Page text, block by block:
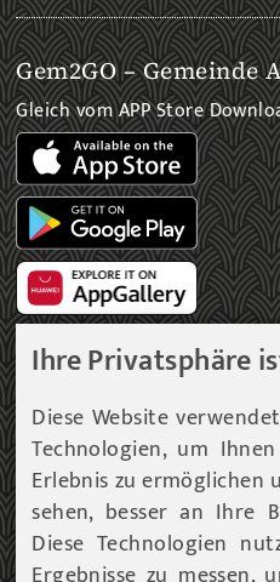
Ihre Privatsphäre
Diese Website
Technologien, um
Erlebnis zu ermöglichen
sehen, besser an Ihre
Diese Technologien
Gem2GO – Gemeinde
Gleich vom APP Store
Gemeinde Newsletter
Immer am aktuellsten
Unser Infoservice liefert
Abständen, Informationen
Fohnsdorf.